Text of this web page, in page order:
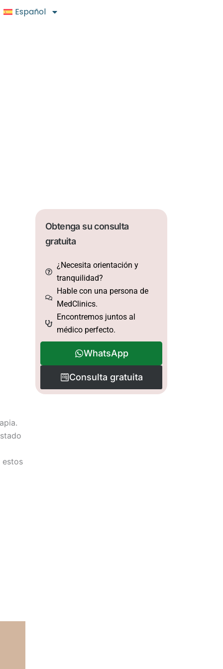
Español
estos
Obtenga su consulta
gratuita
¿Necesita orientación y
tranquilidad?
Hable con una persona de
MedClinics.
Encontremos juntos al
médico perfecto.
WhatsApp
Consulta gratuita